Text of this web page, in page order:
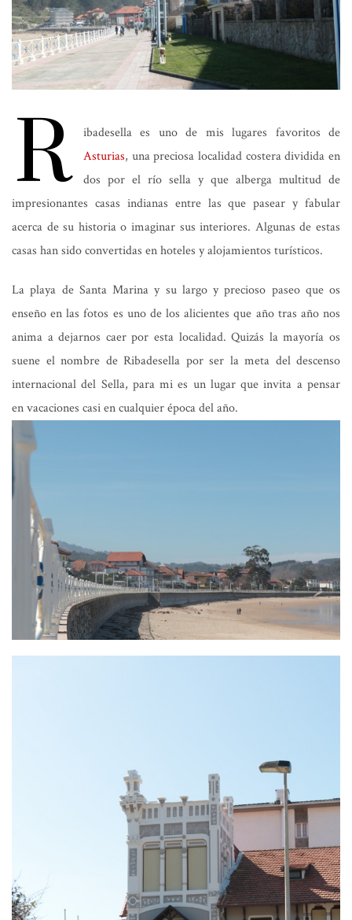
R
ibadesella es uno de mis lugares favoritos de
Asturias, una preciosa localidad costera dividida en
dos por el río sella y que alberga multitud de
impresionantes casas indianas entre las que pasear y fabular
acerca de su historia o imaginar sus interiores. Algunas de estas
casas han sido convertidas en hoteles y alojamientos turísticos.
La playa de Santa Marina y su largo y precioso paseo que os
enseño en las fotos es uno de los alicientes que año tras año nos
anima a dejarnos caer por esta localidad. Quizás la mayoría os
suene el nombre de Ribadesella por ser la meta del descenso
internacional del Sella, para mi es un lugar que invita a pensar
en vacaciones casi en cualquier época del año.